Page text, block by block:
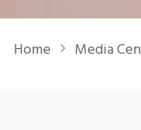
Home Media